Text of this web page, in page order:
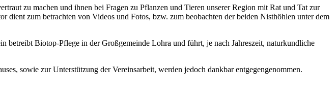
zu machen und ihnen bei Fragen zu Pflanzen und Tieren unserer Region mit Rat und Tat zur
dient zum betrachten von Videos und Fotos, bzw. zum beobachten der beiden Nisthöhlen unter dem
Biotop-Pflege in der Großgemeinde Lohra und führt, je nach Jahreszeit, naturkundliche
sowie zur Unterstützung der Vereinsarbeit, werden jedoch dankbar entgegengenommen.